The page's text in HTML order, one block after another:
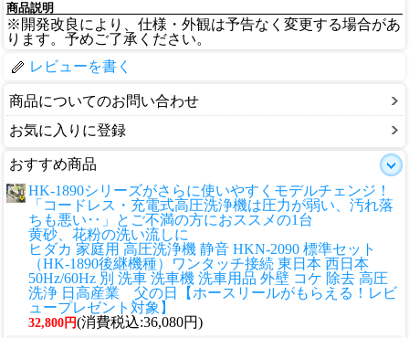
商品説明
※開発改良により、仕様・外観は予告なく変更する場合があ
ります。予めご了承ください。
レビューを書く
商品についてのお問い合わせ
お気に入りに登録
おすすめ商品
HK-1890シリーズがさらに使いやすくモデルチェンジ！
「コードレス・充電式高圧洗浄機は圧力が弱い、汚れ落
ちも悪い‥」とご不満の方におススメの1台
黄砂、花粉の洗い流しに
ヒダカ 家庭用 高圧洗浄機 静音 HKN-2090 標準セット
（HK-1890後継機種）ワンタッチ接続 東日本 西日本
50Hz/60Hz 別 洗車 洗車機 洗車用品 外壁 コケ 除去 高圧
洗浄 日高産業 父の日【ホースリールがもらえる！レビ
ュープレゼント対象】
32,800円(消費税込:36,080円)